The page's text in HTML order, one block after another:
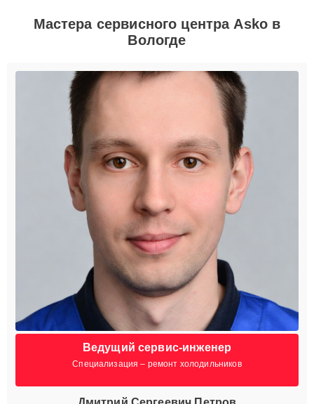
Мастера сервисного центра Asko в
Вологде
Ведущий сервис-инженер
Специализация – ремонт холодильников